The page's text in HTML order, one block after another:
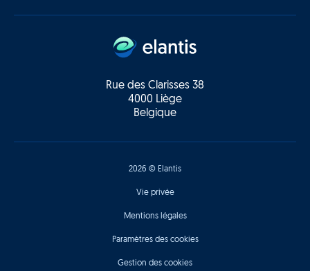
Rue des Clarisses 38
4000 Liège
Belgique
2026 © Elantis
Vie privée
Mentions légales
Paramètres des cookies
Gestion des cookies